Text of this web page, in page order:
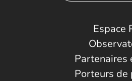
Espace
Partenaires
Porteurs de